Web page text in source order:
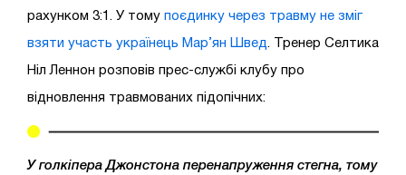
рахунком 3:1. У тому поєдинку через травму не зміг
взяти участь українець Мар’ян Швед . Тренер Селтика
Ніл Леннон розповів прес-службі клубу про
відновлення травмованих підопічних:
У голкіпера Джонстона перенапруження стегна, тому